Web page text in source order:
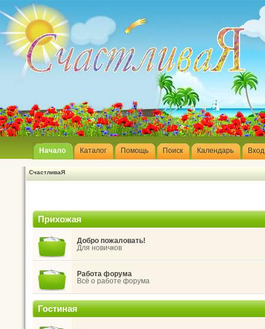
Начало Каталог Помощь Поиск Календарь Вход
СчастливаЯ
Прихожая
Добро пожаловать!
Для новичков
Работа форума
Всё о работе форума
Гостиная